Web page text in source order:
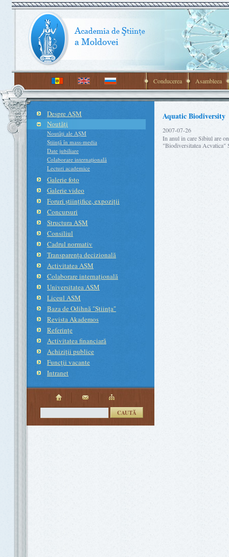
Conducerea Asambleea
Despre AŞM
Noutăţi
Noutăţi ale AŞM
Ştiinţă în mass-media
Date jubiliare
Colaborare internaţională
Lecturi academice
Galerie foto
Galerie video
Foruri ştiinţifice, expoziţii
Concursuri
Structura AŞM
Consiliul
Cadrul normativ
Transparenţa decizională
Activitatea AŞM
Colaborare internaţională
Universitatea ASM
Liceul ASM
Baza de Odihnă "Ştiinţa"
Revista Akademos
Referinţe
Activitatea financiară
Achiziţii publice
Funcţii vacante
Intranet
CAUTĂ
Aquatic Biodiversity
2007-07-26
In anul in care Sibiul are
"Biodiversitatea Acvatica"